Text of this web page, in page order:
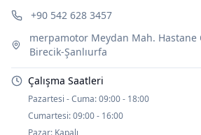
+90 542 628 3457
merpamotor Meydan Mah. Hastane
Birecik-Şanlıurfa
Çalışma Saatleri
Pazartesi - Cuma:09:00 - 18:00
Cumartesi:09:00 - 16:00
Pazar: Kapalı